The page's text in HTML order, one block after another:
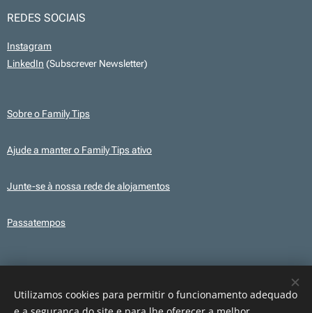
REDES SOCIAIS
Instagram
LinkedIn (Subscrever Newsletter)
Sobre o Family Tips
Ajude a manter o Family Tips ativo
Junte-se à nossa rede de alojamentos
Passatempos
Este site utiliza, em alguns conteúdos, ilustrações e elementos gráficos
criados com recurso a IA para fins ilustrativos. Os conteúdos publicados são
Utilizamos cookies para permitir o funcionamento adequado